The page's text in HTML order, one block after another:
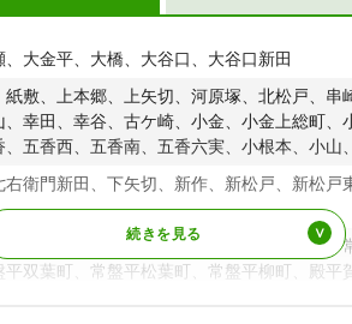
大金平、大橋、大谷口、大谷口新田
紙敷、上本郷、上矢切、河原塚、北松戸、串
、幸田、幸谷、古ケ崎、小金、小金上総町、
、五香西、五香南、五香六実、小根本、小山
衛門新田、下矢切、新作、新松戸、新松戸
高柳新田、竹ケ花、竹ケ花西町、田中新田、
平双葉町、常盤平松葉町、常盤平柳町、殿平